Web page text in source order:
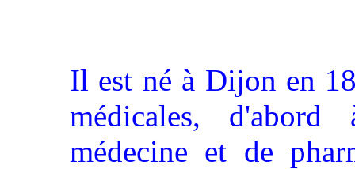
Il est né à Dijon en
médicales,
médecine et de